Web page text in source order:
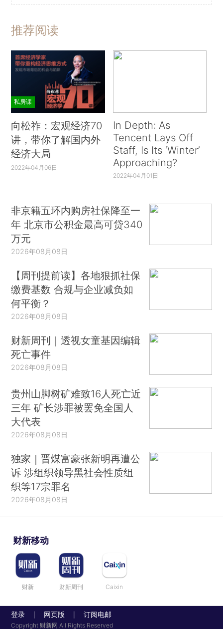
推荐阅读
私房课
向松祚：宏观经济70
讲，带你了解国内外
经济大局
2022年04月06日
In Depth: As
Tencent Lays Off
Staff, Is Its ‘Winter’
Approaching?
2022年04月01日
非京籍五环内购房社保降至一
年 北京市公积金最高可贷340
万元
2026年08月08日
【周刊提前读】各地狠抓社保
缴费基数 合规与企业减负如
何平衡？
2026年08月08日
财新周刊｜透视女童基因编辑
死亡事件
2026年08月08日
贵州山脚树矿难致16人死亡近
三年 矿长涉罪被罢免全国人
大代表
2026年08月08日
独家｜晋煤富豪张新明再遭公
诉 涉组织领导黑社会性质组
织等17宗罪名
2026年08月08日
财新移动
财新 财新周刊 Caixin
登录 网页版 订阅电邮
Copyright 财新网 All Rights Reserved